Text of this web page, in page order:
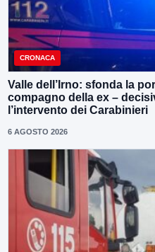
CRONACA
Valle dell’Irno: sfonda la
compagno della ex –
l’intervento dei Carabinieri
6 AGOSTO 2026